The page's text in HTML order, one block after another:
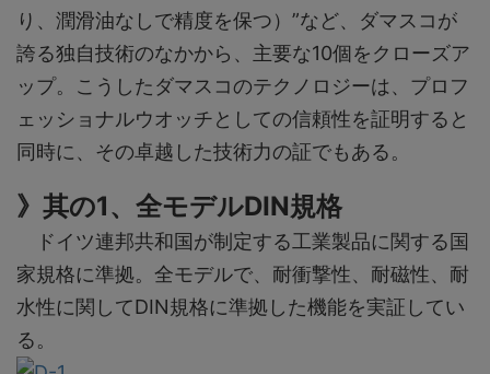
り、潤滑油なしで精度を保つ）”など、ダマスコが
誇る独自技術のなかから、主要な10個をクローズア
ップ。こうしたダマスコのテクノロジーは、プロフ
ェッショナルウオッチとしての信頼性を証明すると
同時に、その卓越した技術力の証でもある。
》其の1、全モデルDIN規格
ドイツ連邦共和国が制定する工業製品に関する国
家規格に準拠。全モデルで、耐衝撃性、耐磁性、耐
水性に関してDIN規格に準拠した機能を実証してい
る。